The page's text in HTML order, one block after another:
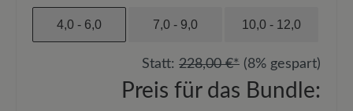
4,0 - 6,0 7,0 - 9,0 10,0 - 12,0
Statt: 228,00 €* (8% gespart)
Preis für das Bundle: